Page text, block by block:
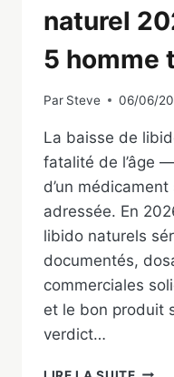
naturel
5 homme
Par Steve 06/06/
La baisse de
fatalité de l’âge
d’un
adressée. En
libido naturels
documentés,
commerciales
et le bon produit
verdict…